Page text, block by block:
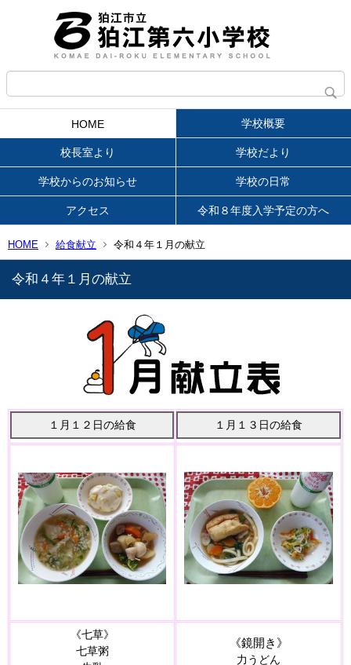
HOME 学校概要
校長室より 学校だより
学校からのお知らせ 学校の日常
アクセス 令和８年度入学予定の方へ
HOME 給食献立 令和４年１月の献立
令和４年１月の献立
１月１２日の給食 １月１３日の給食
《七草》
七草粥
《鏡開き》
力うどん